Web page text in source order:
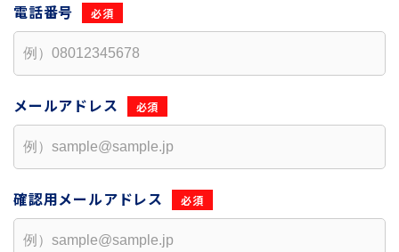
電話番号
メールアドレス
確認用メールアドレス